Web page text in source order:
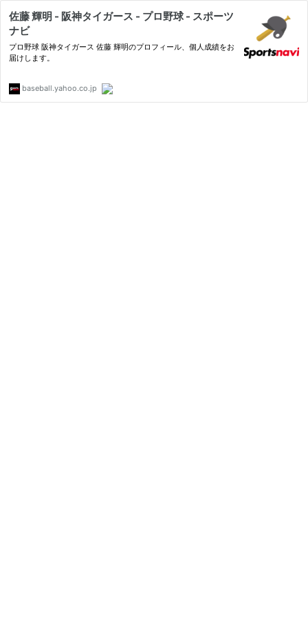
佐藤 輝明 - 阪神タイガース - プロ野球 - スポーツ
ナビ
プロ野球 阪神タイガース 佐藤 輝明のプロフィール、個人成績をお
届けします。
baseball.yahoo.co.jp